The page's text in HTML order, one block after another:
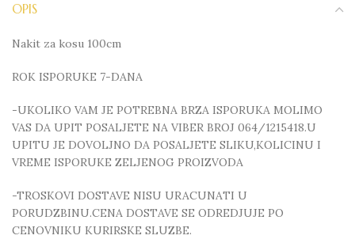
OPIS
Nakit za kosu 100cm
ROK ISPORUKE 7-DANA
-UKOLIKO VAM JE POTREBNA BRZA ISPORUKA MOLIMO
VAS DA UPIT POSALJETE NA VIBER BROJ 064/1215418.U
UPITU JE DOVOLJNO DA POSALJETE SLIKU,KOLICINU I
VREME ISPORUKE ZELJENOG PROIZVODA
-TROSKOVI DOSTAVE NISU URACUNATI U
PORUDZBINU.CENA DOSTAVE SE ODREDJUJE PO
CENOVNIKU KURIRSKE SLUZBE.